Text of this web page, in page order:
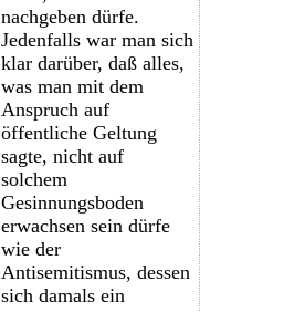
nachgeben dürfe.
Jedenfalls war man sich
klar darüber, daß alles,
was man mit dem
Anspruch auf
öffentliche Geltung
sagte, nicht auf
solchem
Gesinnungsboden
erwachsen sein dürfe
wie der
Antisemitismus, dessen
sich damals ein